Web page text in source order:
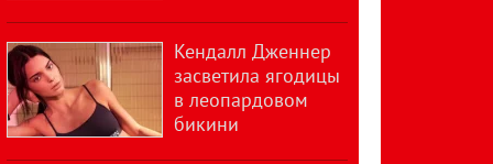
Кендалл Дженнер
засветила ягодицы
в леопардовом
бикини